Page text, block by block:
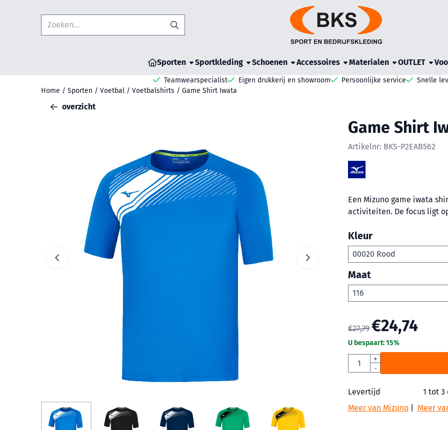
Zoeken
Sporten Sportkleding Schoenen Accessoires Materialen OUTLET
Teamwearspecialist Eigen drukkerij en showroom Persoonlijke service Snelle
Home / Sporten / Voetbal / Voetbalshirts / Game Shirt Iwata
overzicht
Game Shirt
Artikelnr: BKS-P2EAB562
Een Mizuno game iwata
activiteiten. De focus ligt
Kleur
Maat
€27,79 €24,74
U bespaart:15%
Aantal
+
-
Levertijd
1 tot 3
Meer van Mizuno| Meer